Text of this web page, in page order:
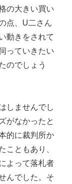
の大きい買い
点、U二さん
動きをされて
っていきたい
のでしょう
しませんでし
がなかったと
的に裁判所か
こともあり、
よって落札者
んでした。そ